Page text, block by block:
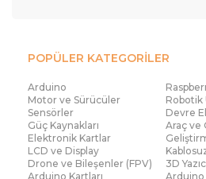
POPÜLER KATEGORİLER
Arduino
Motor ve Sürücüler
Robotik
Sensörler
Devre
Güç Kaynakları
Araç ve
Elektronik Kartlar
LCD ve Display
Drone ve Bileşenler (FPV)
3D
Arduino Kartları
Arduino